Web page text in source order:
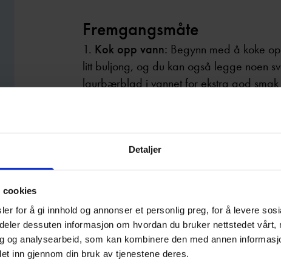
Detaljer
cookies
for å gi innhold og annonser et personlig preg, for å levere
dessuten informasjon om hvordan du bruker nettstedet vårt,
og analysearbeid, som kan kombinere den med annen
inn gjennom din bruk av tjenestene deres.
Fremgangsmåte
Kok opp vann: Begynn med å koke
litt buljong, og du kan også legge noen
laurbærblad i vannet for ekstra god
Åpne pakken(e) med
skal ligge å trekke i ca. 10 minutter.
ketchup og sprøstekt løk, eller annet